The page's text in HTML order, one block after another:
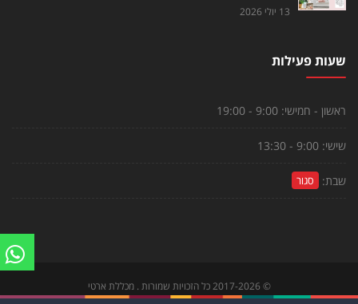
13 יולי 2026
שעות פעילות
ראשון - חמישי: 9:00 - 19:00
שישי: 9:00 - 13:30
שבת: סגור
©
2017-2026כל הזכויות שמורות . מכללת ארטי